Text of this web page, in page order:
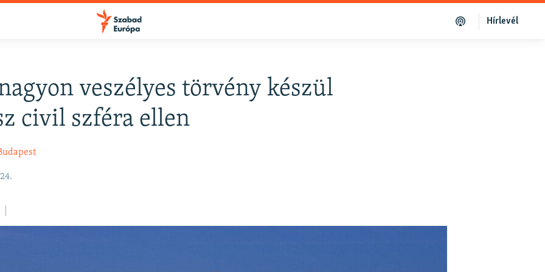
Hírlevél
veszélyes törvény készül
civil szféra ellen
FELIRATKOZÁS